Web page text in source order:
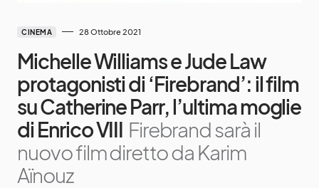
CINEMA 28 Ottobre 2021
Michelle Williams e Jude Law
protagonisti di ‘Firebrand’: il film
su Catherine Parr, l’ultima moglie
di Enrico VIII Firebrand sarà il
nuovo film diretto da Karim
Aïnouz